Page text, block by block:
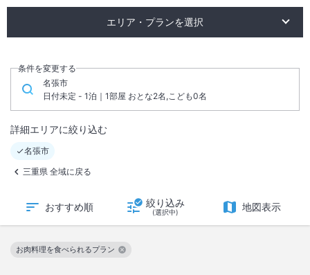
エリア・プランを選択
条件を変更する
名張市
日付未定 - 1泊｜1部屋 おとな2名,こども0名
詳細エリアに絞り込む
名張市
三重県 全域に戻る
おすすめ順 絞り込み
(選択中) 地図表示
お肉料理を食べられるプラン
この絞り込み条件を解除